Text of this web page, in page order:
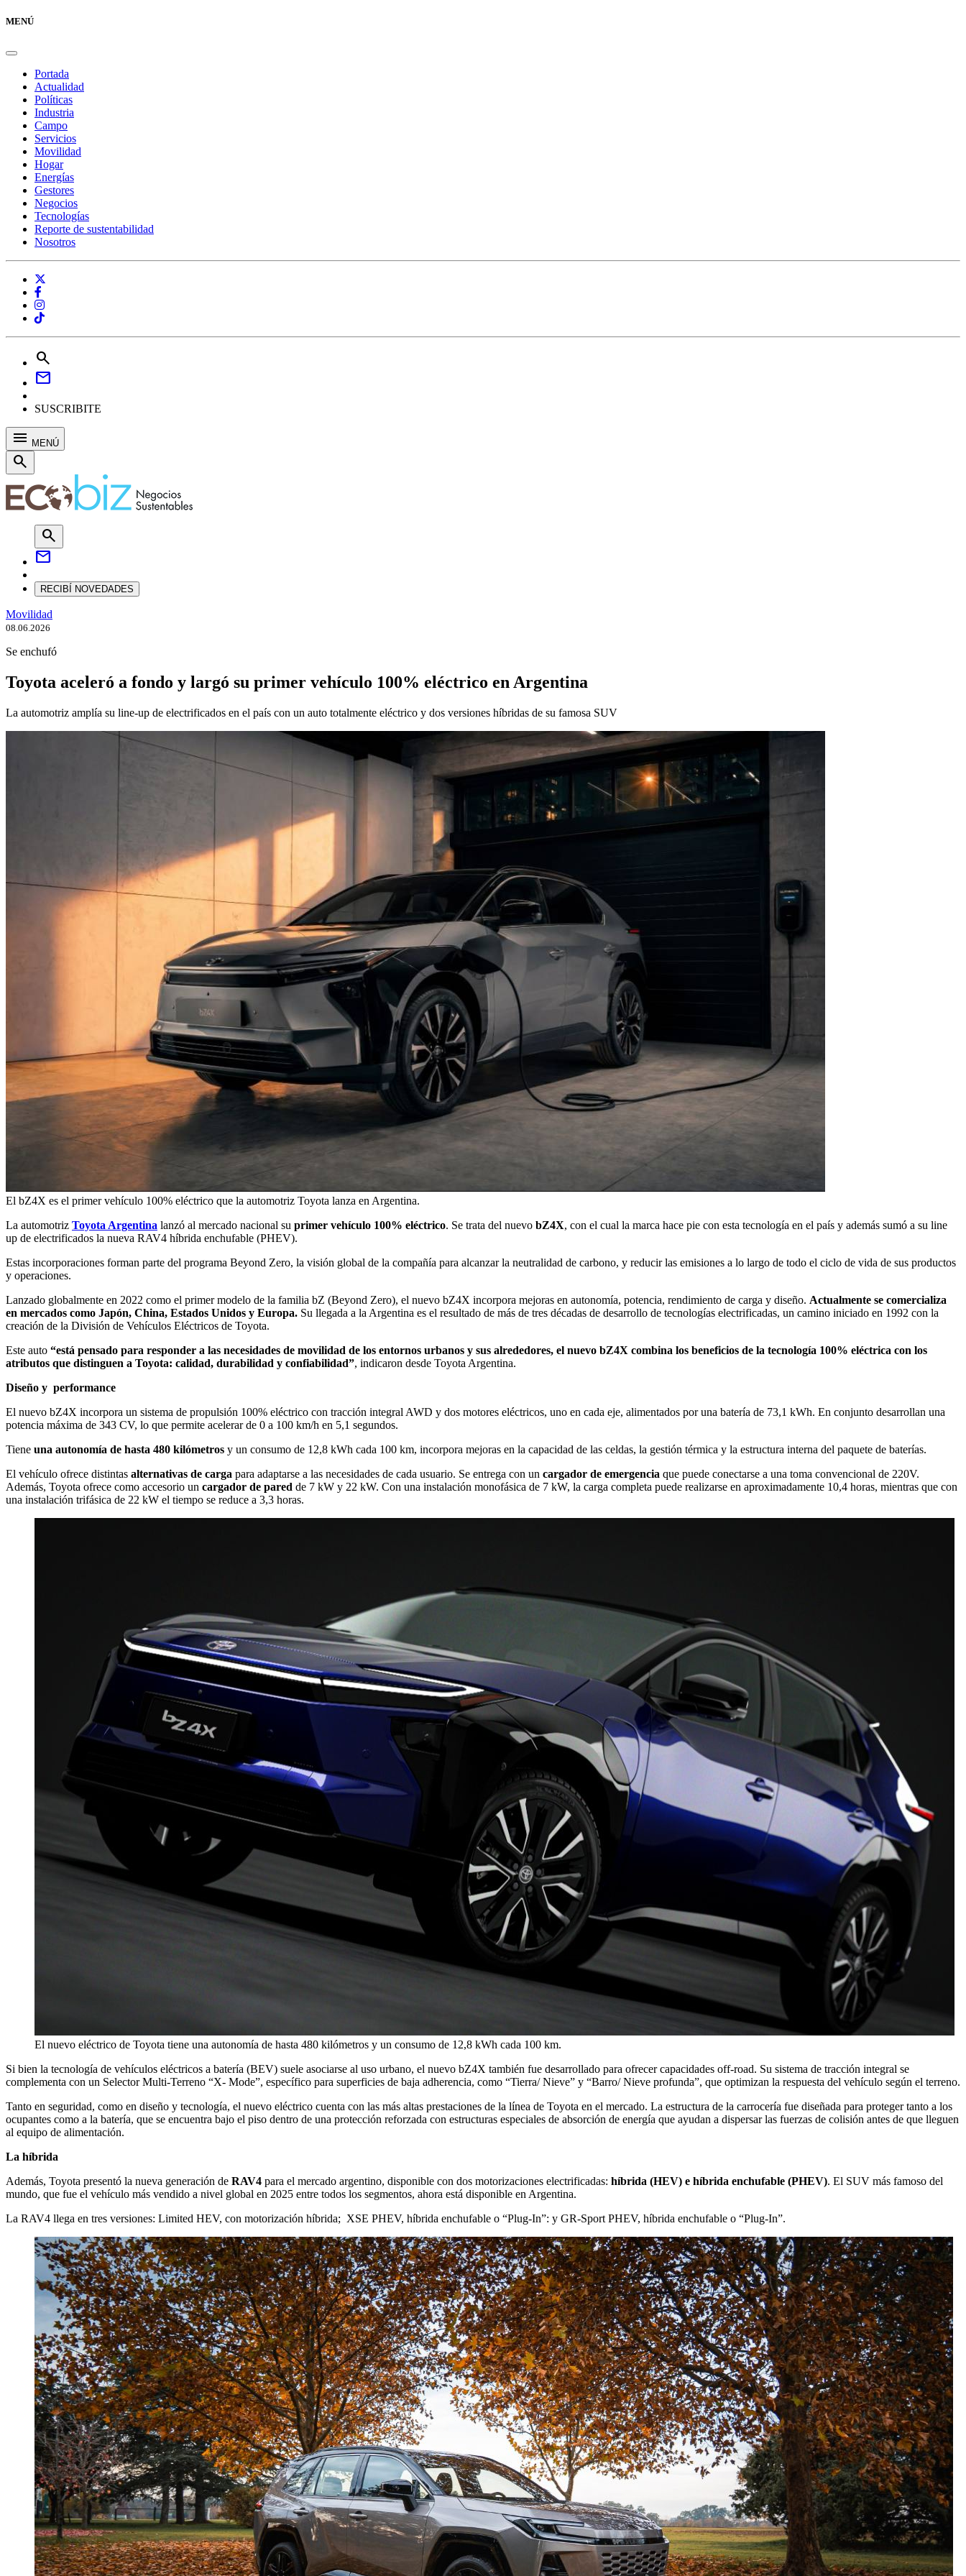
MENÚ
Portada
Actualidad
Políticas
Industria
Campo
Servicios
Movilidad
Hogar
Energías
Gestores
Negocios
Tecnologías
Reporte de sustentabilidad
Nosotros
search
mail
SUSCRIBITE
menu MENÚ
search
search
mail
RECIBÍ NOVEDADES
Movilidad
08.06.2026
Se enchufó
Toyota aceleró a fondo y largó su primer vehículo 100% eléctrico en Argentina
La automotriz amplía su line-up de electrificados en el país con un auto totalmente eléctrico y dos versiones híbridas de su famosa SUV
El bZ4X es el primer vehículo 100% eléctrico que la automotriz Toyota lanza en Argentina.
La automotriz Toyota Argentina lanzó al mercado nacional su primer vehículo 100% eléctrico. Se trata del nuevo bZ4X, con el cual la marca hace pie con esta tecnología en el país y además sumó a su line
up de electrificados la nueva RAV4 híbrida enchufable (PHEV).
Estas incorporaciones forman parte del programa Beyond Zero, la visión global de la compañía para alcanzar la neutralidad de carbono, y reducir las emisiones a lo largo de todo el ciclo de vida de sus productos
y operaciones.
Lanzado globalmente en 2022 como el primer modelo de la familia bZ (Beyond Zero), el nuevo bZ4X incorpora mejoras en autonomía, potencia, rendimiento de carga y diseño. Actualmente se comercializa
en mercados como Japón, China, Estados Unidos y Europa. Su llegada a la Argentina es el resultado de más de tres décadas de desarrollo de tecnologías electrificadas, un camino iniciado en 1992 con la
creación de la División de Vehículos Eléctricos de Toyota.
Este auto “está pensado para responder a las necesidades de movilidad de los entornos urbanos y sus alrededores, el nuevo bZ4X combina los beneficios de la tecnología 100% eléctrica con los
atributos que distinguen a Toyota: calidad, durabilidad y confiabilidad”, indicaron desde Toyota Argentina.
Diseño y performance
El nuevo bZ4X incorpora un sistema de propulsión 100% eléctrico con tracción integral AWD y dos motores eléctricos, uno en cada eje, alimentados por una batería de 73,1 kWh. En conjunto desarrollan una
potencia máxima de 343 CV, lo que permite acelerar de 0 a 100 km/h en 5,1 segundos.
Tiene una autonomía de hasta 480 kilómetros y un consumo de 12,8 kWh cada 100 km, incorpora mejoras en la capacidad de las celdas, la gestión térmica y la estructura interna del paquete de baterías.
El vehículo ofrece distintas alternativas de carga para adaptarse a las necesidades de cada usuario. Se entrega con un cargador de emergencia que puede conectarse a una toma convencional de 220V.
Además, Toyota ofrece como accesorio un cargador de pared de 7 kW y 22 kW. Con una instalación monofásica de 7 kW, la carga completa puede realizarse en aproximadamente 10,4 horas, mientras que con
una instalación trifásica de 22 kW el tiempo se reduce a 3,3 horas.
El nuevo eléctrico de Toyota tiene una autonomía de hasta 480 kilómetros y un consumo de 12,8 kWh cada 100 km.
Si bien la tecnología de vehículos eléctricos a batería (BEV) suele asociarse al uso urbano, el nuevo bZ4X también fue desarrollado para ofrecer capacidades off-road. Su sistema de tracción integral se
complementa con un Selector Multi-Terreno “X- Mode”, específico para superficies de baja adherencia, como “Tierra/ Nieve” y “Barro/ Nieve profunda”, que optimizan la respuesta del vehículo según el terreno.
Tanto en seguridad, como en diseño y tecnología, el nuevo eléctrico cuenta con las más altas prestaciones de la línea de Toyota en el mercado. La estructura de la carrocería fue diseñada para proteger tanto a los
ocupantes como a la batería, que se encuentra bajo el piso dentro de una protección reforzada con estructuras especiales de absorción de energía que ayudan a dispersar las fuerzas de colisión antes de que lleguen
al equipo de alimentación.
La híbrida
Además, Toyota presentó la nueva generación de RAV4 para el mercado argentino, disponible con dos motorizaciones electrificadas: híbrida (HEV) e híbrida enchufable (PHEV). El SUV más famoso del
mundo, que fue el vehículo más vendido a nivel global en 2025 entre todos los segmentos, ahora está disponible en Argentina.
La RAV4 llega en tres versiones: Limited HEV, con motorización híbrida; XSE PHEV, híbrida enchufable o “Plug-In”: y GR-Sport PHEV, híbrida enchufable o “Plug-In”.